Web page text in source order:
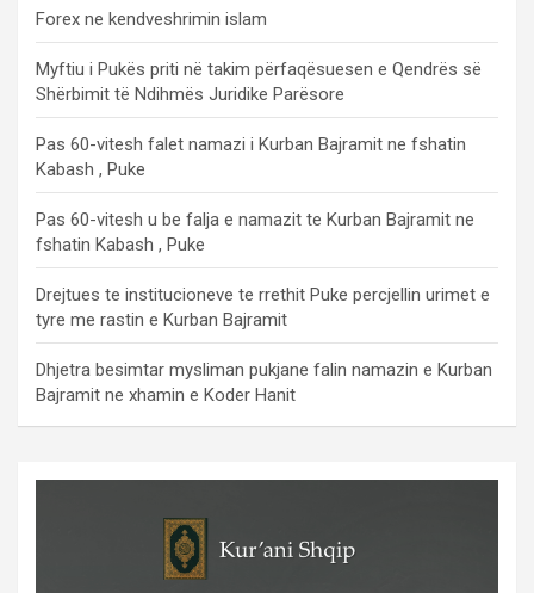
Forex ne kendveshrimin islam
Myftiu i Pukës priti në takim përfaqësuesen e Qendrës së
Shërbimit të Ndihmës Juridike Parësore
Pas 60-vitesh falet namazi i Kurban Bajramit ne fshatin
Kabash , Puke
Pas 60-vitesh u be falja e namazit te Kurban Bajramit ne
fshatin Kabash , Puke
Drejtues te institucioneve te rrethit Puke percjellin urimet e
tyre me rastin e Kurban Bajramit
Dhjetra besimtar mysliman pukjane falin namazin e Kurban
Bajramit ne xhamin e Koder Hanit